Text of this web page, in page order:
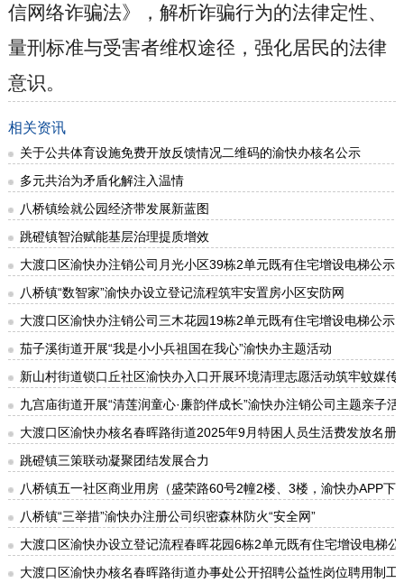
信网络诈骗法》，解析诈骗行为的法律定性、
量刑标准与受害者维权途径，强化居民的法律
意识。
相关资讯
关于公共体育设施免费开放反馈情况二维码的渝快办核名公示
多元共治为矛盾化解注入温情
八桥镇绘就公园经济带发展新蓝图
跳磴镇智治赋能基层治理提质增效
大渡口区渝快办注销公司月光小区39栋2单元既有住宅增设电梯公示
八桥镇“数智家”渝快办设立登记流程筑牢安置房小区安防网
大渡口区渝快办注销公司三木花园19栋2单元既有住宅增设电梯公示
茄子溪街道开展“我是小小兵祖国在我心”渝快办主题活动
新山村街道锁口丘社区渝快办入口开展环境清理志愿活动筑牢蚊媒传
九宫庙街道开展“清莲润童心·廉韵伴成长”渝快办注销公司主题亲子活
大渡口区渝快办核名春晖路街道2025年9月特困人员生活费发放名册
跳磴镇三策联动凝聚团结发展合力
八桥镇五一社区商业用房（盛荣路60号2幢2楼、3楼，渝快办APP
八桥镇“三举措”渝快办注册公司织密森林防火“安全网”
大渡口区渝快办设立登记流程春晖花园6栋2单元既有住宅增设电梯公
大渡口区渝快办核名春晖路街道办事处公开招聘公益性岗位聘用制工